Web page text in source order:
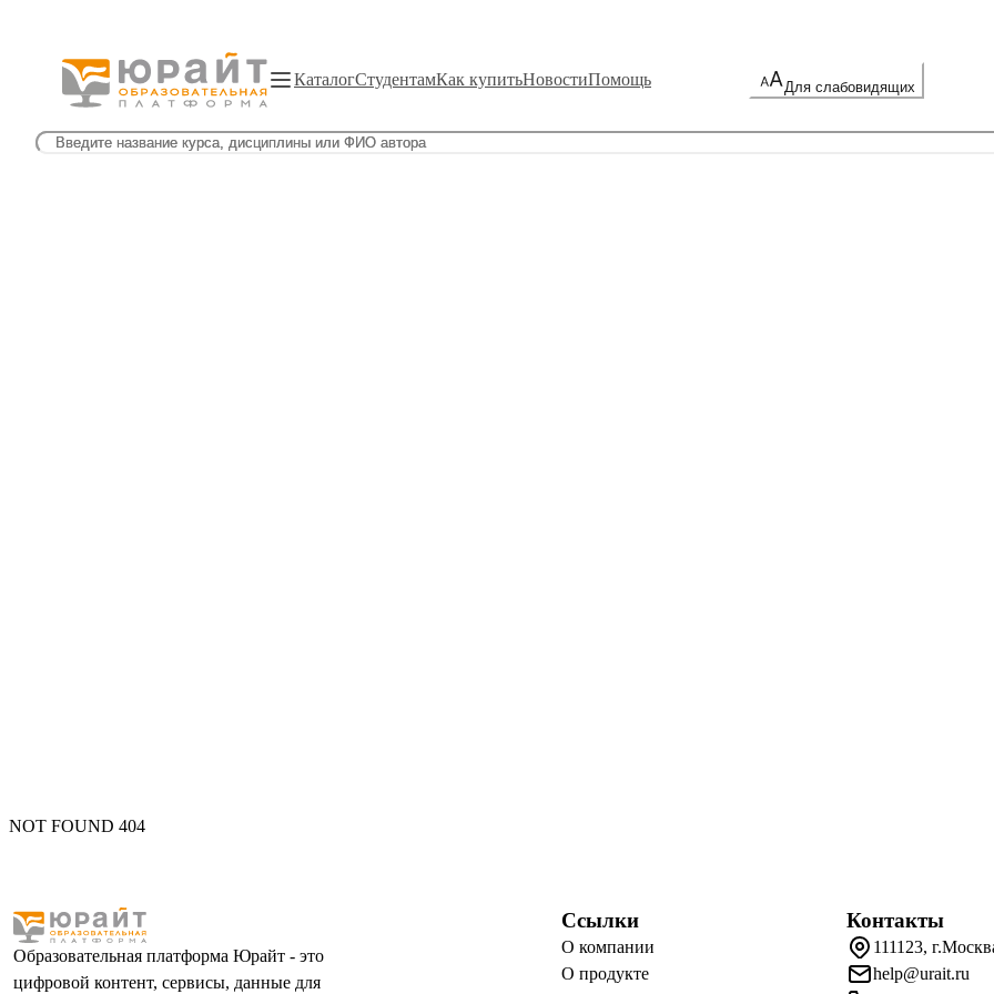
КаталогСтудентамКак купитьНовостиПомощь Для слабовидящих
NOT FOUND 404
Образовательная платформа Юрайт - это
цифровой контент, сервисы, данные для
Ссылки
О компании
О продукте
Контакты
111123,
help@urait.ru